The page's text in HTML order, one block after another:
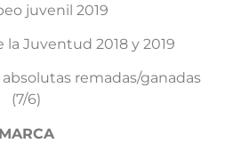
juvenil 2019
la Juventud 2018 y 2019
remadas/ganadas
(7/6)
MARCA